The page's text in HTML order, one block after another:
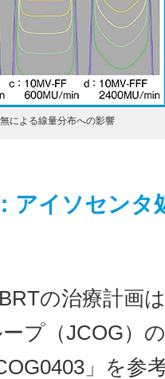
による線量分布への影響
アイソセンタ
の治療計画
プ（JCOG）
」を参